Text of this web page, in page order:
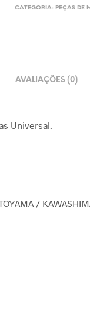
CATEGORIA: PEÇAS DE
AVALIAÇÕES (0)
Universal.
/